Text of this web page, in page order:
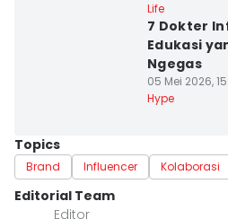
Life
7 Dokter
Edukasi
Ngegas
05 Mei 2026,
Hype
Topics
Brand Influencer Kolaborasi
Editorial Team
Editor